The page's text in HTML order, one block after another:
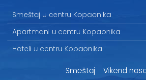
Smeštaj u centru Kopaonika
Apartmani u centru Kopaonika
Hoteli u centru Kopaonika
Smeštaj - Vikend